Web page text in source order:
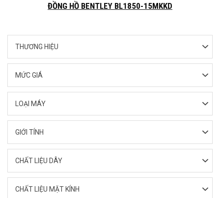
ĐỒNG HỒ BENTLEY BL1850-15MKKD
THƯƠNG HIỆU
MỨC GIÁ
LOẠI MÁY
GIỚI TÍNH
CHẤT LIỆU DÂY
CHẤT LIỆU MẶT KÍNH